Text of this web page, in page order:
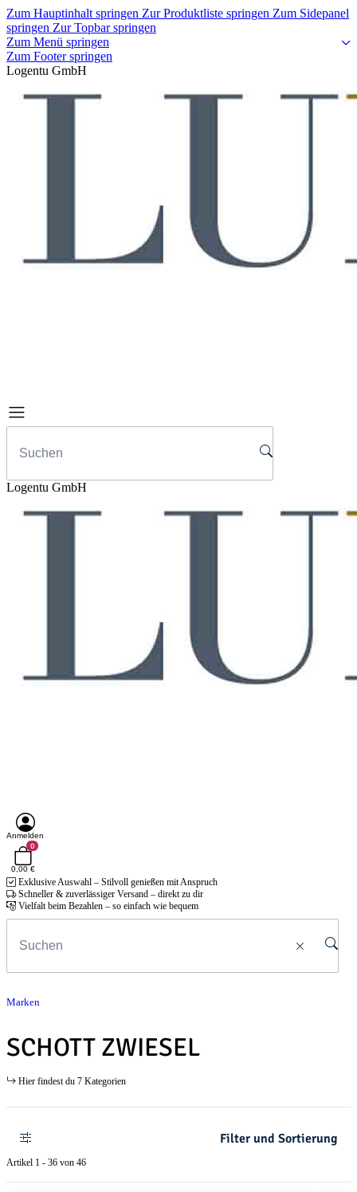
Zum Hauptinhalt springen Zur Produktliste springen Zum Sidepanel
springen Zur Topbar springen
Zum Menü springen
Zum Footer springen
Logentu GmbH
Logentu GmbH
Anmelden
0
0,00 €
Exklusive Auswahl – Stilvoll genießen mit Anspruch
Schneller & zuverlässiger Versand – direkt zu dir
Vielfalt beim Bezahlen – so einfach wie bequem
Marken
SCHOTT ZWIESEL
Hier findest du 7 Kategorien
Filter und Sortierung
Artikel 1 - 36 von 46